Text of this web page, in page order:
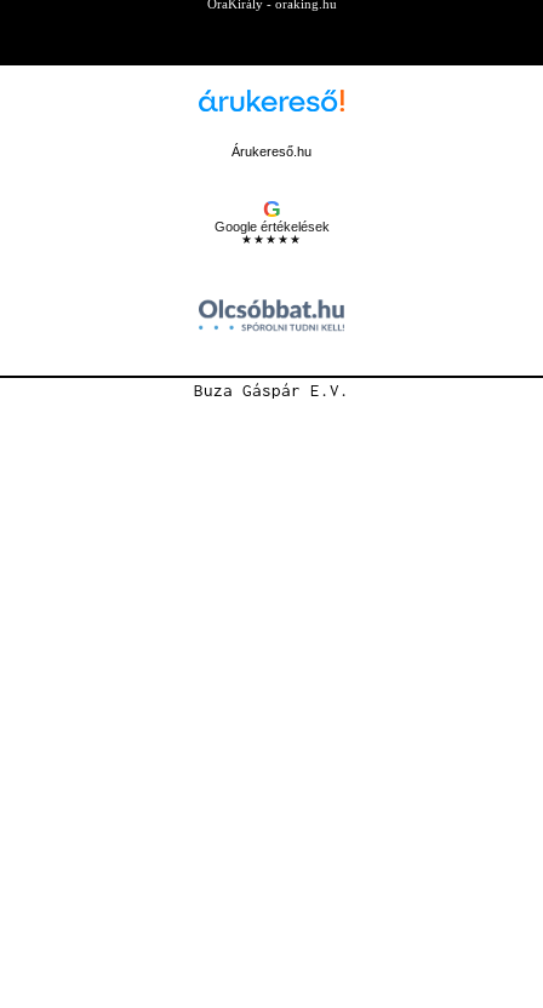
ÓraKirály - oraking.hu
Árukereső.hu
G
Google értékelések
★★★★★
Buza Gáspár E.V.